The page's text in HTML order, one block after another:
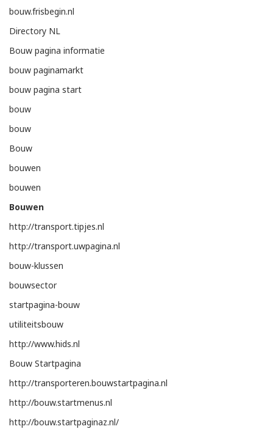
bouw.frisbegin.nl
Directory NL
Bouw pagina informatie
bouw paginamarkt
bouw pagina start
bouw
bouw
Bouw
bouwen
bouwen
Bouwen
http://transport.tipjes.nl
http://transport.uwpagina.nl
bouw-klussen
bouwsector
startpagina-bouw
utiliteitsbouw
http://www.hids.nl
Bouw Startpagina
http://transporteren.bouwstartpagina.nl
http://bouw.startmenus.nl
http://bouw.startpaginaz.nl/